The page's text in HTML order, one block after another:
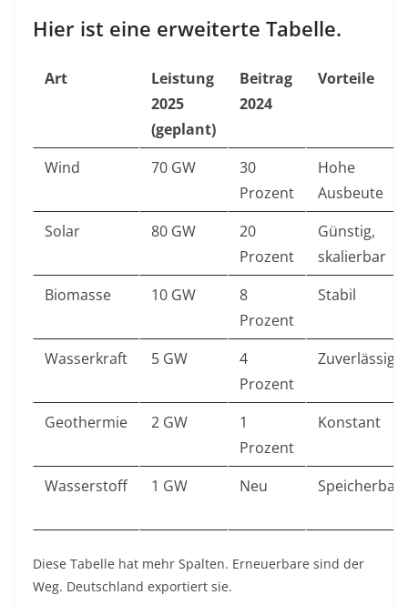
Hier ist eine erweiterte Tabelle.
Art
Leistung
2025
(geplant)
Beitrag
2024
Vorteile
Wind 70 GW
30
Prozent
Hohe
Ausbeute
Solar
80 GW
20
Prozent
Günstig,
skalierbar
Biomasse
10 GW
8
Prozent
Stabil
Wasserkraft 5 GW
4
Prozent
Zuverlässig
Geothermie 2 GW
1
Prozent
Konstant
Wasserstoff 1 GW Neu Speicherbar
Diese Tabelle hat mehr Spalten. Erneuerbare sind der
Weg. Deutschland exportiert sie.